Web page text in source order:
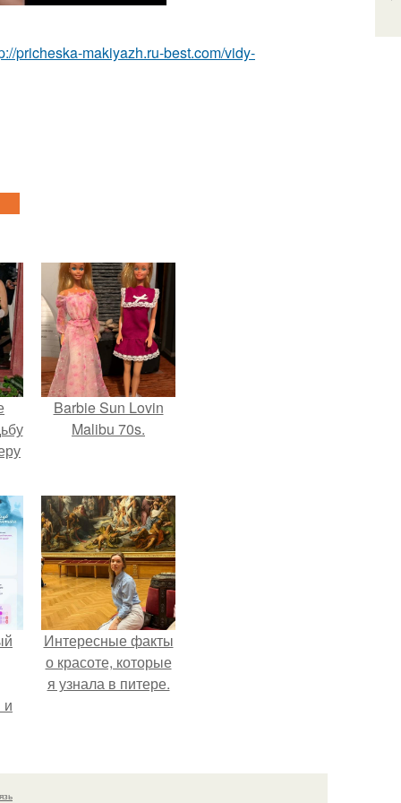
pricheska-makiyazh.ru-best.com/vidy-
Barbie Sun Lovin
Malibu 70s.
и
Интересные факты
о красоте, которые
я узнала в питере.